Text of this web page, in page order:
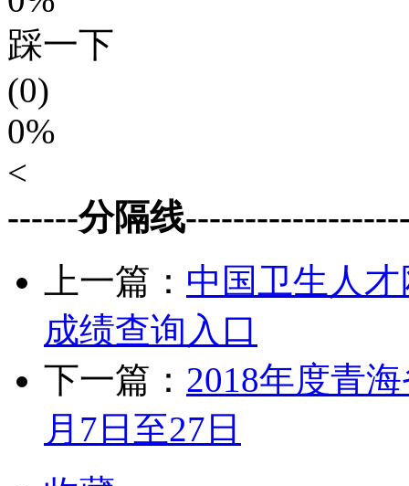
踩一下
(0)
0%
<
------分隔线
上一篇： 中国卫生人
成绩查询入口
下一篇： 2018年度青
月7日至27日